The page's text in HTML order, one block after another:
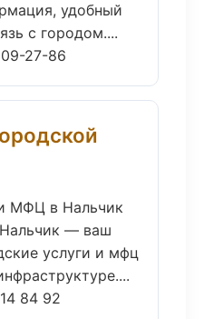
удобный
с городом....
27-86
МФЦ в Нальчик
— ваш
услуги и мфц
84 92